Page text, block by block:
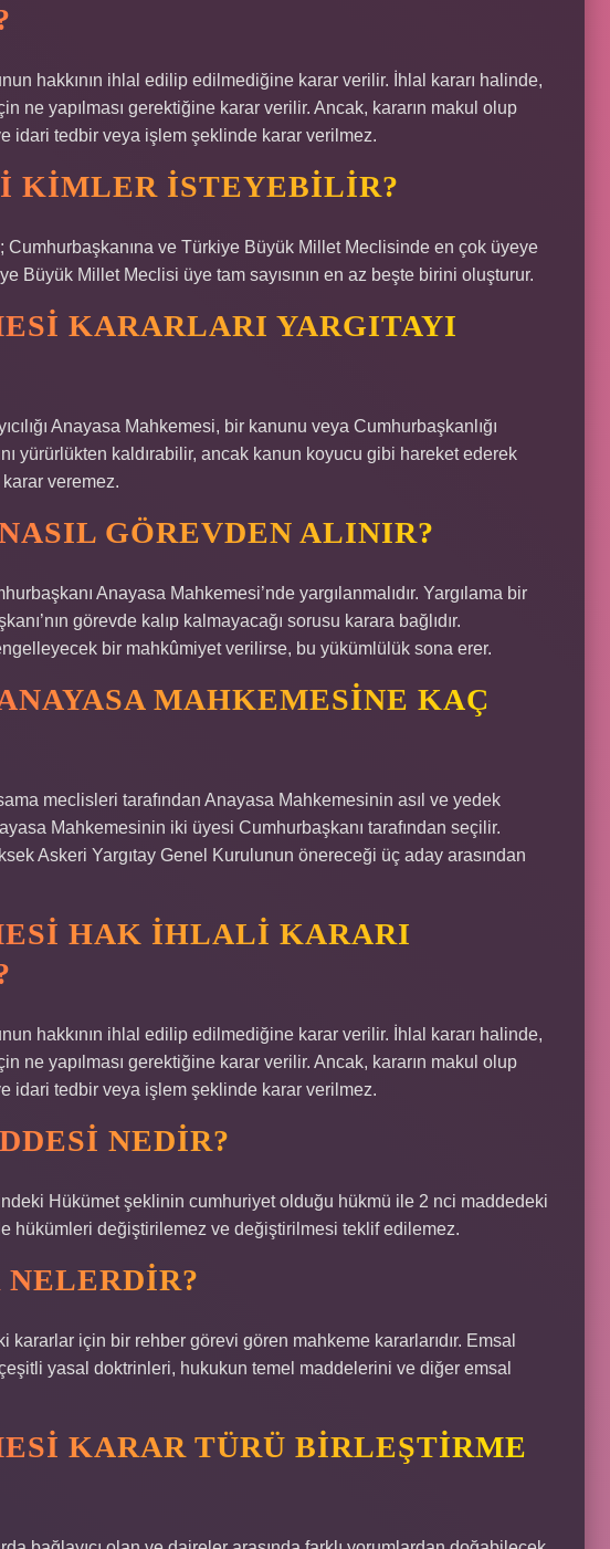
hakkının ihlal edilip edilmediğine karar verilir. İhlal kararı halinde,
ne yapılması gerektiğine karar verilir. Ancak, kararın makul olup
idari tedbir veya işlem şeklinde karar verilmez.
KIMLER ISTEYEBILIR?
Cumhurbaşkanına ve Türkiye Büyük Millet Meclisinde en çok üyeye
Büyük Millet Meclisi üye tam sayısının en az beşte birini oluşturur.
KARARLARI YARGITAYI
Anayasa Mahkemesi, bir kanunu veya Cumhurbaşkanlığı
yürürlükten kaldırabilir, ancak kanun koyucu gibi hareket ederek
veremez.
GÖREVDEN ALINIR?
Anayasa Mahkemesi’nde yargılanmalıdır. Yargılama bir
görevde kalıp kalmayacağı sorusu karara bağlıdır.
bir mahkûmiyet verilirse, bu yükümlülük sona erer.
MAHKEMESINE KAÇ
meclisleri tarafından Anayasa Mahkemesinin asıl ve yedek
Mahkemesinin iki üyesi Cumhurbaşkanı tarafından seçilir.
Askeri Yargıtay Genel Kurulunun önereceği üç aday arasından
HAK IHLALI KARARI
hakkının ihlal edilip edilmediğine karar verilir. İhlal kararı halinde,
ne yapılması gerektiğine karar verilir. Ancak, kararın makul olup
idari tedbir veya işlem şeklinde karar verilmez.
NEDIR?
Hükümet şeklinin cumhuriyet olduğu hükmü ile 2 nci maddedeki
hükümleri değiştirilemez ve değiştirilmesi teklif edilemez.
kararlar için bir rehber görevi gören mahkeme kararlarıdır. Emsal
yasal doktrinleri, hukukun temel maddelerini ve diğer emsal
KARAR TÜRÜ BIRLEŞTIRME